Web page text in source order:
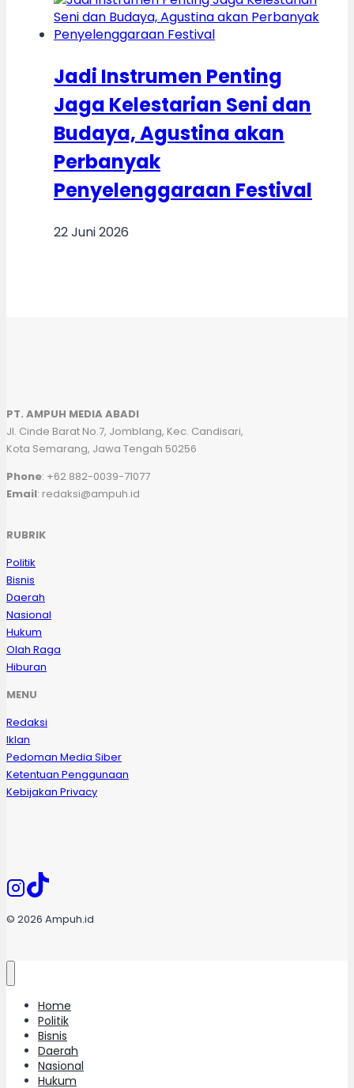
Jadi Instrumen Penting
Jaga Kelestarian Seni dan
Budaya, Agustina akan
Perbanyak
Penyelenggaraan Festival
22 Juni 2026
PT. AMPUH MEDIA ABADI
Jl. Cinde Barat No.7, Jomblang, Kec. Candisari,
Kota Semarang, Jawa Tengah 50256
Phone: +62 882-0039-71077
Email: redaksi@ampuh.id
RUBRIK
Politik
Bisnis
Daerah
Nasional
Hukum
Olah Raga
Hiburan
MENU
Redaksi
Iklan
Pedoman Media Siber
Ketentuan Penggunaan
Kebijakan Privacy
© 2026 Ampuh.id
Home
Politik
Bisnis
Daerah
Nasional
Hukum